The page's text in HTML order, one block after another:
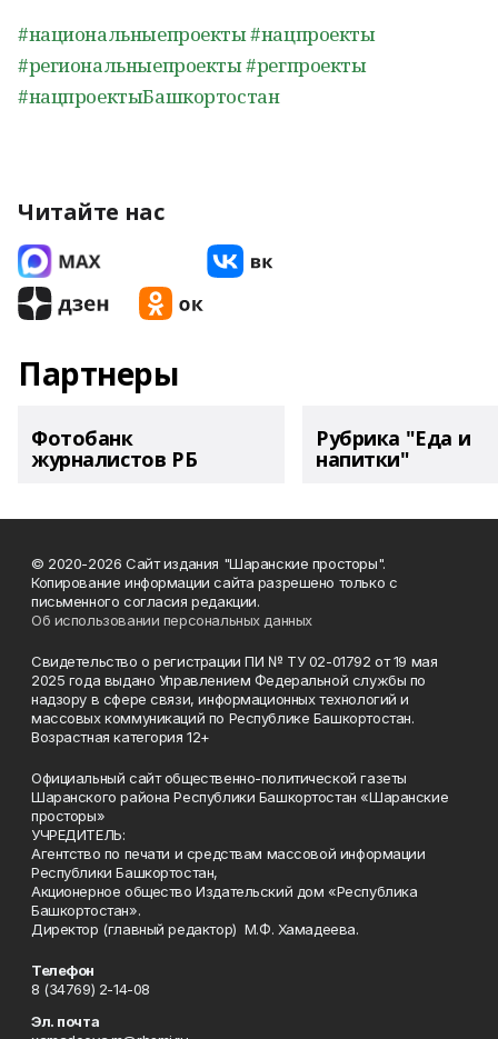
#национальныепроекты#нацпроекты
#региональныепроекты#регпроекты
#нацпроектыБашкортостан
Читайте нас
Партнеры
Фотобанк
журналистов РБ
Рубрика "Еда и
напитки"
© 2020-2026 Сайт издания "Шаранские просторы".
Копирование информации сайта разрешено только с
письменного согласия редакции.
Об использовании персональных данных
Свидетельство о регистрации ПИ № ТУ 02-01792 от 19 мая
2025 года выдано Управлением Федеральной службы по
надзору в сфере связи, информационных технологий и
массовых коммуникаций по Республике Башкортостан.
Возрастная категория 12+
Официальный сайт общественно-политической газеты
Шаранского района Республики Башкортостан «Шаранские
просторы»
УЧРЕДИТЕЛЬ:
Агентство по печати и средствам массовой информации
Республики Башкортостан,
Акционерное общество Издательский дом «Республика
Башкортостан».
Директор (главный редактор) М.Ф. Хамадеева.
Телефон
8 (34769) 2-14-08
Эл. почта